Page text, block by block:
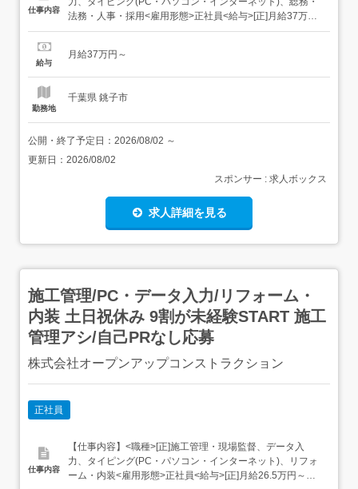
仕事内容
法務・人事・採用<雇用形態>正社員<給与>[正]月給37万円
～交通費:全額支給 [正]には、固定残業代:49,143円 20時間
途残業代をお支払いします。 試用期間:3ヶ月/正社員/月給
給与
月給37万円～
勤務地
千葉県 銚子市
公開・終了予定日： 2026/08/02 ～
更新日： 2026/08/02
スポンサー : 求人ボックス
求人詳細を見る
施工管理/PC・データ入力/リフォーム・
内装 土日祝休み 9割が未経験START 施工
管理アシ/自己PRなし応募
株式会社オープンアップコンストラクション
正社員
仕事内容
【仕事内容】<職種>[正]施工管理・現場監督、データ入
力、タイピング(PC・パソコン・インターネット)、リフォ
ーム・内装<雇用形態>正社員<給与>[正]月給26.5万円～